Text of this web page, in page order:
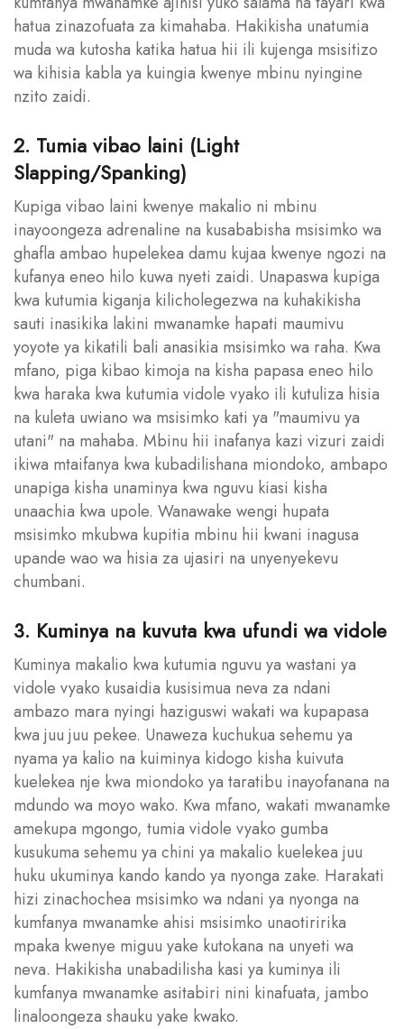
hatua zinazofuata za kimahaba. Hakikisha unatumia
muda wa kutosha katika hatua hii ili kujenga msisitizo
wa kihisia kabla ya kuingia kwenye mbinu nyingine
nzito zaidi.
2. Tumia vibao laini (Light
Slapping/Spanking)
Kupiga vibao laini kwenye makalio ni mbinu
inayoongeza adrenaline na kusababisha msisimko wa
ghafla ambao hupelekea damu kujaa kwenye ngozi na
kufanya eneo hilo kuwa nyeti zaidi. Unapaswa kupiga
kwa kutumia kiganja kilicholegezwa na kuhakikisha
sauti inasikika lakini mwanamke hapati maumivu
yoyote ya kikatili bali anasikia msisimko wa raha. Kwa
mfano, piga kibao kimoja na kisha papasa eneo hilo
kwa haraka kwa kutumia vidole vyako ili kutuliza hisia
na kuleta uwiano wa msisimko kati ya "maumivu ya
utani" na mahaba. Mbinu hii inafanya kazi vizuri zaidi
ikiwa mtaifanya kwa kubadilishana miondoko, ambapo
unapiga kisha unaminya kwa nguvu kiasi kisha
unaachia kwa upole. Wanawake wengi hupata
msisimko mkubwa kupitia mbinu hii kwani inagusa
upande wao wa hisia za ujasiri na unyenyekevu
chumbani.
3. Kuminya na kuvuta kwa ufundi wa vidole
Kuminya makalio kwa kutumia nguvu ya wastani ya
vidole vyako kusaidia kusisimua neva za ndani
ambazo mara nyingi haziguswi wakati wa kupapasa
kwa juu juu pekee. Unaweza kuchukua sehemu ya
nyama ya kalio na kuiminya kidogo kisha kuivuta
kuelekea nje kwa miondoko ya taratibu inayofanana na
mdundo wa moyo wako. Kwa mfano, wakati mwanamke
amekupa mgongo, tumia vidole vyako gumba
kusukuma sehemu ya chini ya makalio kuelekea juu
huku ukuminya kando kando ya nyonga zake. Harakati
hizi zinachochea msisimko wa ndani ya nyonga na
kumfanya mwanamke ahisi msisimko unaotiririka
mpaka kwenye miguu yake kutokana na unyeti wa
neva. Hakikisha unabadilisha kasi ya kuminya ili
kumfanya mwanamke asitabiri nini kinafuata, jambo
linaloongeza shauku yake kwako.